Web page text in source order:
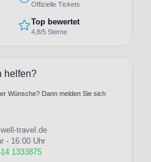
Offizielle Tickets
Top bewertet
4,8/5 Sterne
helfen?
Wünsche? Dann melden Sie sich
travel.de
- 16:00 Uhr
1333875